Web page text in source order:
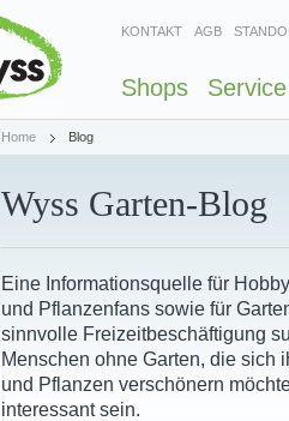
KONTAKT AGB
Shops Service
Home Blog
Wyss Garten-Blog
Eine Informationsquelle für
und Pflanzenfans sowie für
sinnvolle Freizeitbeschäftigung
Menschen ohne Garten, die sich
und Pflanzen verschönern
interessant sein.